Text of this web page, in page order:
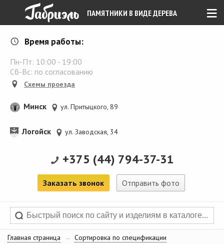
≡
ПАМЯТНИКИ В ВИДЕ ДЕРЕВА
Время работы:
Пн-Пт: 10:00 - 19:00
Сб-Вс: по согласованию
Схемы проезда
Минск ул. Притыцкого, 89
Логойск ул. Заводская, 34
+375 (44) 794-37-31
Заказать звонок Отправить фото
Главная страница → Сортировка по спецификации